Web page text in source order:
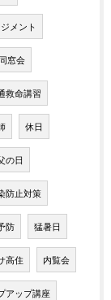
メント
窓会
救命講習
休日
の日
防止対策
防 猛暑日
高住 内覧会
アップ講座